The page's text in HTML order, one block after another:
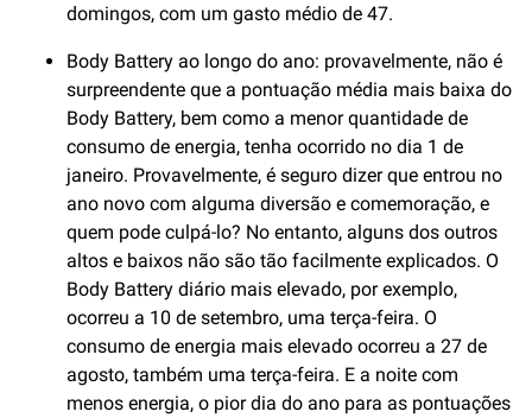
domingos, com um gasto médio de 47.
Body Battery ao longo do ano: provavelmente, não é
surpreendente que a pontuação média mais baixa do
Body Battery, bem como a menor quantidade de
consumo de energia, tenha ocorrido no dia 1 de
janeiro. Provavelmente, é seguro dizer que entrou no
ano novo com alguma diversão e comemoração, e
quem pode culpá-lo? No entanto, alguns dos outros
altos e baixos não são tão facilmente explicados. O
Body Battery diário mais elevado, por exemplo,
ocorreu a 10 de setembro, uma terça-feira. O
consumo de energia mais elevado ocorreu a 27 de
agosto, também uma terça-feira. E a noite com
menos energia, o pior dia do ano para as pontuações